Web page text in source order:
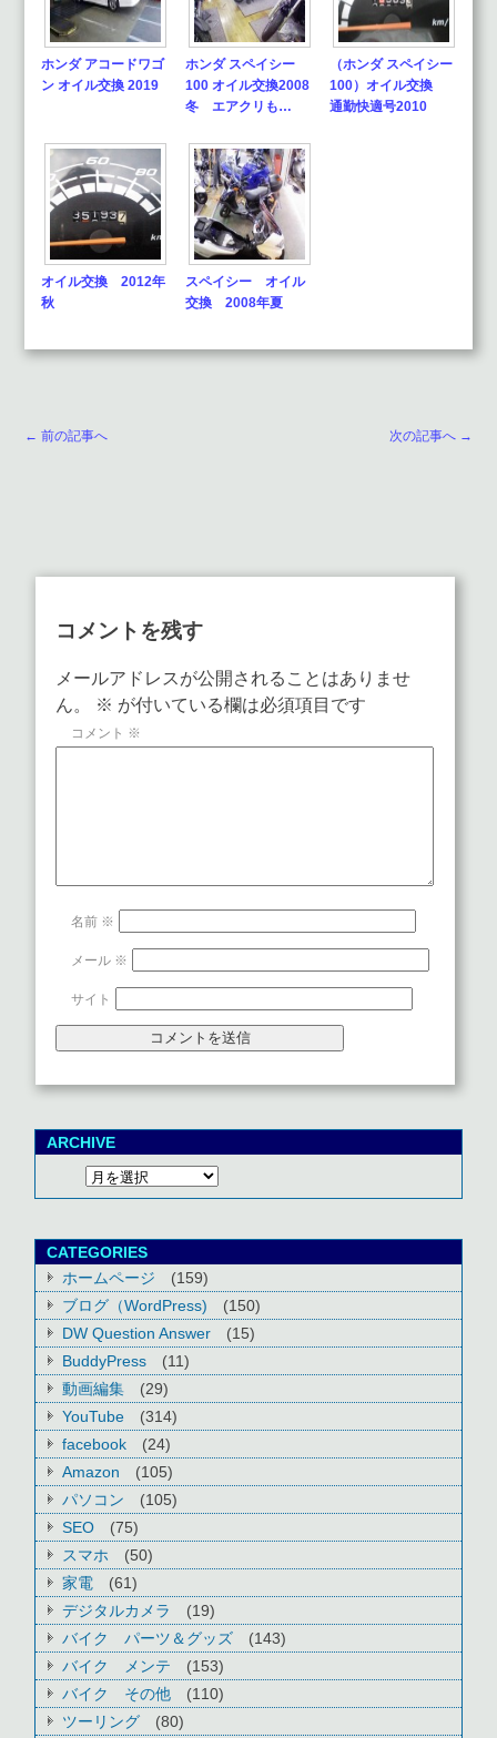
ホンダ アコードワゴ
ン オイル交換 2019
ホンダ スペイシー
100 オイル交換2008
冬 エアクリも…
（ホンダ スペイシー
100）オイル交換
通勤快適号2010
オイル交換 2012年
秋
スペイシー オイル
交換 2008年夏
← 前の記事へ 次の記事へ →
コメントを残す
メールアドレスが公開されることはありませ
ん。
※ が付いている欄は必須項目です
コメント ※
名前 ※
メール ※
サイト
ARCHIVE
CATEGORIES
ホームページ
(159)
ブログ（WordPress)
(150)
DW Question Answer
(15)
BuddyPress
(11)
動画編集
(29)
YouTube
(314)
facebook
(24)
Amazon
(105)
パソコン
(105)
SEO
(75)
スマホ
(50)
家電
(61)
デジタルカメラ
(19)
バイク パーツ＆グッズ
(143)
バイク メンテ
(153)
バイク その他
(110)
ツーリング
(80)